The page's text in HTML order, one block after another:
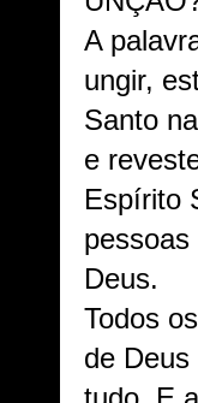
A
ungir,
Santo
e
Espírito
Deus.
Todos
de